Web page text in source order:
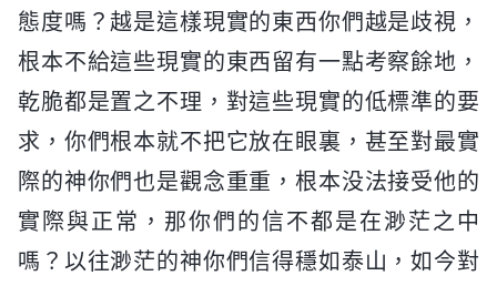
態度嗎？越是這樣現實的東西你們越是歧視，
根本不給這些現實的東西留有一點考察餘地，
乾脆都是置之不理，對這些現實的低標準的要
求，你們根本就不把它放在眼裏，甚至對最實
際的神你們也是觀念重重，根本没法接受他的
實際與正常，那你們的信不都是在渺茫之中
嗎？以往渺茫的神你們信得穩如泰山，如今對